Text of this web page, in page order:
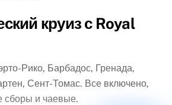
круиз с Royal
Рико, Барбадос, Гренада,
Сент-Томас. Все включено,
сборы и чаевые.